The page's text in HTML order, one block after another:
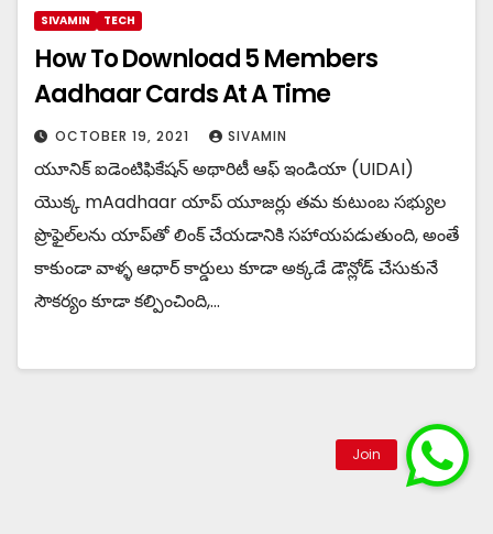
SIVAMIN TECH
How To Download 5 Members
Aadhaar Cards At A Time
OCTOBER 19, 2021 SIVAMIN
యూనిక్ ఐడెంటిఫికేషన్ అథారిటీ ఆఫ్ ఇండియా (UIDAI)
యొక్క mAadhaar యాప్ యూజర్లు తమ కుటుంబ సభ్యుల
ప్రొఫైల్‌లను యాప్‌తో లింక్ చేయడానికి సహాయపడుతుంది, అంతే
కాకుండా వాళ్ళ ఆధార్ కార్డులు కూడా అక్కడే డౌన్లోడ్ చేసుకునే
సౌకర్యం కూడా కల్పించింది,…